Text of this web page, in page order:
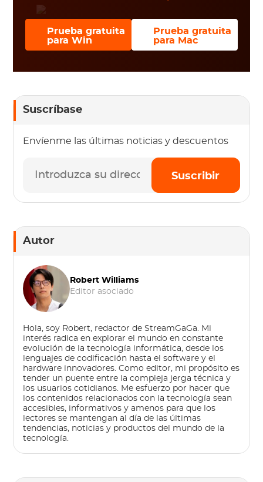
Prueba gratuita
para Win
Prueba gratuita
para Mac
Suscríbase
Envíenme las últimas noticias y descuentos
Suscribir
Autor
Robert Williams
Editor asociado
Hola, soy Robert, redactor de StreamGaGa. Mi
interés radica en explorar el mundo en constante
evolución de la tecnología informática, desde los
lenguajes de codificación hasta el software y el
hardware innovadores. Como editor, mi propósito es
tender un puente entre la compleja jerga técnica y
los usuarios cotidianos. Me esfuerzo por hacer que
los contenidos relacionados con la tecnología sean
accesibles, informativos y amenos para que los
lectores se mantengan al día de las últimas
tendencias, noticias y productos del mundo de la
tecnología.